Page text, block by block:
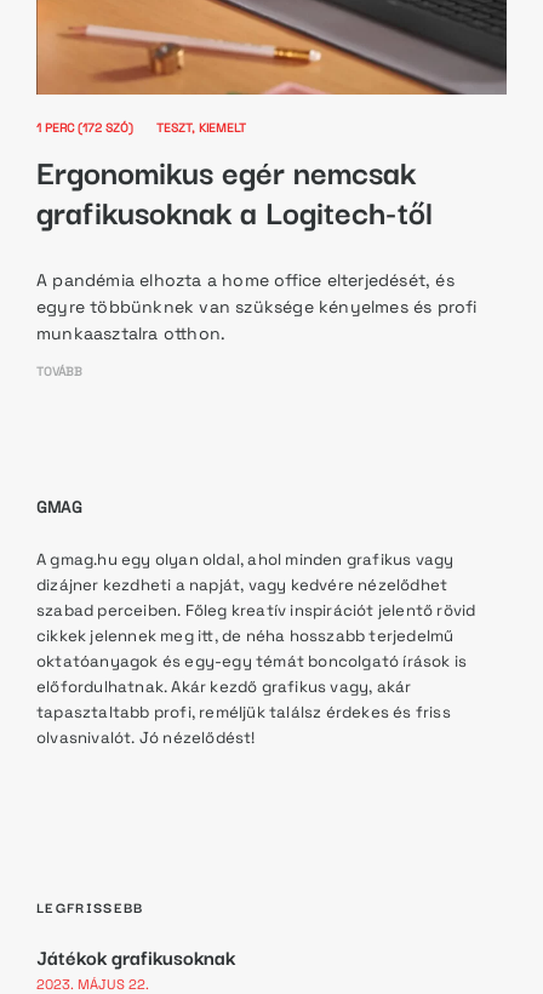
1 PERC (172 SZÓ) TESZT KIEMELT
Ergonomikus egér nemcsak
grafikusoknak a Logitech-től
A pandémia elhozta a home office elterjedését, és
egyre többünknek van szüksége kényelmes és profi
munkaasztalra otthon.
TOVÁBB
GMAG
A gmag.hu egy olyan oldal, ahol minden grafikus vagy
dizájner kezdheti a napját, vagy kedvére nézelődhet
szabad perceiben. Főleg kreatív inspirációt jelentő rövid
cikkek jelennek meg itt, de néha hosszabb terjedelmű
oktatóanyagok és egy-egy témát boncolgató írások is
előfordulhatnak. Akár kezdő grafikus vagy, akár
tapasztaltabb profi, reméljük találsz érdekes és friss
olvasnivalót. Jó nézelődést!
LEGFRISSEBB
Játékok grafikusoknak
2023. MÁJUS 22.